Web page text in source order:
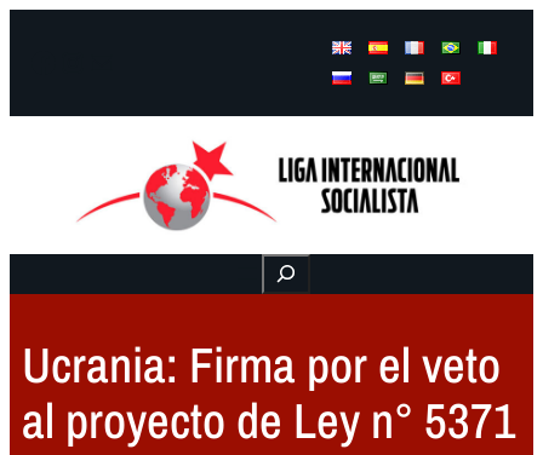
Buscar
Ucrania: Firma por el veto
al proyecto de Ley n° 5371